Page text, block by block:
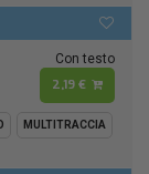
Con testo
2,19 €
MULTITRACCIA